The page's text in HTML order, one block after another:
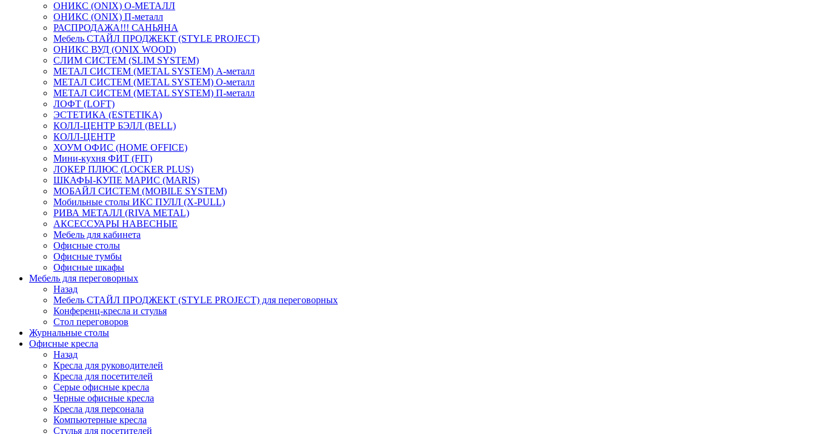
ОНИКС (ONIX) O-МЕТАЛЛ
ОНИКС (ONIX) П-металл
РАСПРОДАЖА!!! САНЬЯНА
Мебель СТАЙЛ ПРОДЖЕКТ (STYLE PROJECT)
ОНИКС ВУД (ONIX WOOD)
СЛИМ СИСТЕМ (SLIM SYSTEM)
МЕТАЛ СИСТЕМ (METAL SYSTEM) А-металл
МЕТАЛ СИСТЕМ (METAL SYSTEM) О-металл
МЕТАЛ СИСТЕМ (METAL SYSTEM) П-металл
ЛОФТ (LOFT)
ЭСТЕТИКА (ESTETIKA)
КОЛЛ-ЦЕНТР БЭЛЛ (BELL)
КОЛЛ-ЦЕНТР
ХОУМ ОФИС (HOME OFFICE)
Мини-кухня ФИТ (FIT)
ЛОКЕР ПЛЮС (LOCKER PLUS)
ШКАФЫ-КУПЕ МАРИС (MARIS)
МОБАЙЛ СИСТЕМ (MOBILE SYSTEM)
Мобильные столы ИКС ПУЛЛ (X-PULL)
РИВА МЕТАЛЛ (RIVA METAL)
АКСЕССУАРЫ НАВЕСНЫЕ
Мебель для кабинета
Офисные столы
Офисные тумбы
Офисные шкафы
Мебель для переговорных
Назад
Мебель СТАЙЛ ПРОДЖЕКТ (STYLE PROJECT) для переговорных
Конференц-кресла и стулья
Стол переговоров
Журнальные столы
Офисные кресла
Назад
Кресла для руководителей
Кресла для посетителей
Серые офисные кресла
Черные офисные кресла
Кресла для персонала
Компьютерные кресла
Стулья для посетителей